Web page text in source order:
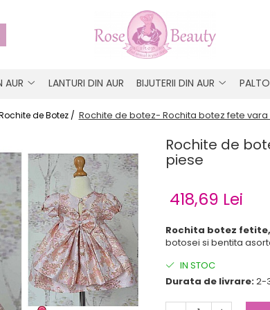
AUR LANTURI DIN AUR BIJUTERII DIN AUR
de Botez / Rochite de botez- Rochita botez fete vara
Rochite de
piese
418,69 Lei
Rochita botez
botosei si bentita
IN STOC
Durata de livrare:2-